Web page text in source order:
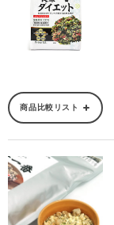
商品比較リスト